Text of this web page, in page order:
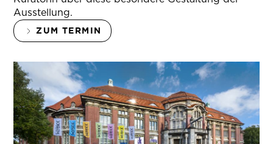
Ausstellung.
ZUM TERMIN